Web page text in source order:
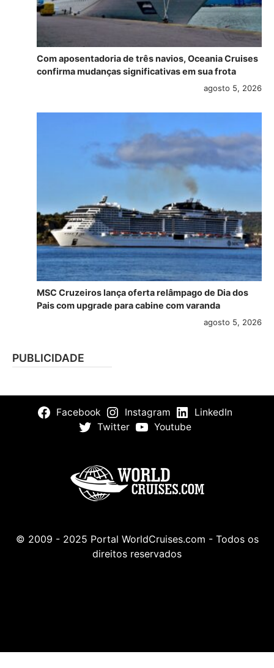
Com aposentadoria de três navios, Oceania Cruises
confirma mudanças significativas em sua frota
agosto 5, 2026
MSC Cruzeiros lança oferta relâmpago de Dia dos
Pais com upgrade para cabine com varanda
agosto 5, 2026
PUBLICIDADE
Facebook Instagram
LinkedIn
Twitter
Youtube
© 2009 - 2025 Portal WorldCruises.com - Todos os
direitos reservados